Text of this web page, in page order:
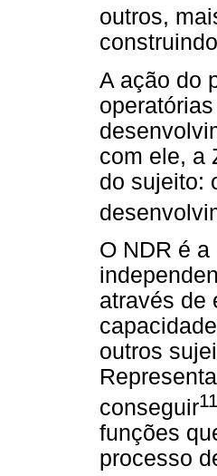
outros,
A ação do
com ele, a
do sujeito:
O NDR é
através de
outros
conseguir11
funções
processo